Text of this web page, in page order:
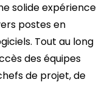
solide expérience
postes en
Tout au long
des équipes
de projet, de